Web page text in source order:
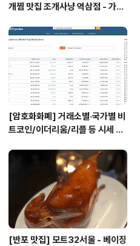
개찜 맛집 조개사냥 역삼점 - 가격,
[암호화화폐] 거래소별·국가별 비
트코인/이더리움/리플 등 시세 한
인탑밸류 추천
[반포 맛집] 모트32서울 - 베이징